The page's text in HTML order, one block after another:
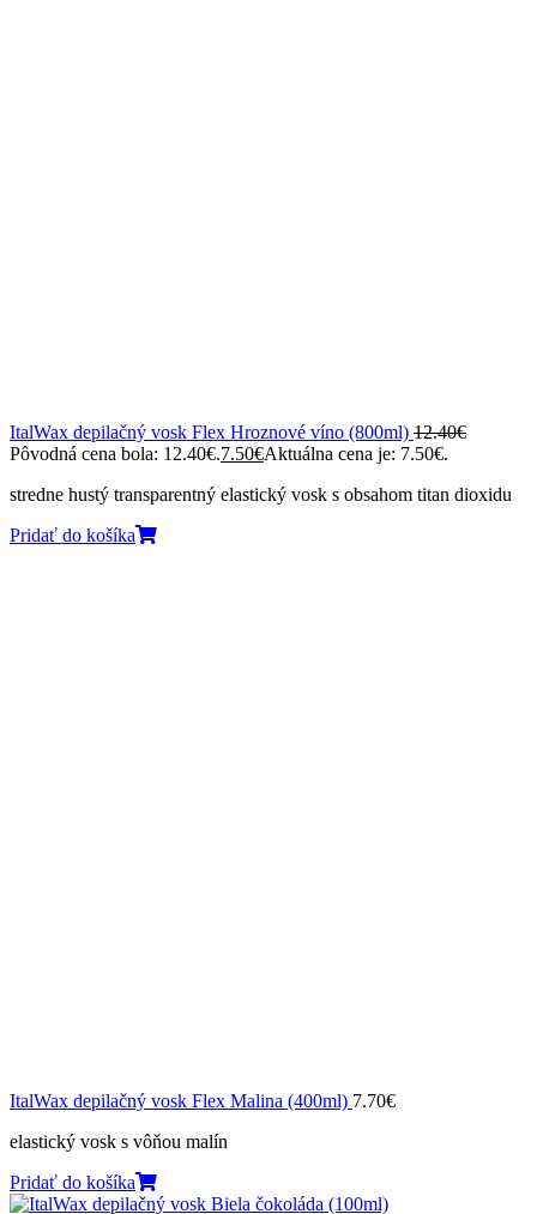
ItalWax depilačný vosk Flex Hroznové víno (800ml) 12.40€
Pôvodná cena bola: 12.40€.7.50€Aktuálna cena je: 7.50€.
stredne hustý transparentný elastický vosk s obsahom titan dioxidu
Pridať do košíka
ItalWax depilačný vosk Flex Malina (400ml) 7.70€
elastický vosk s vôňou malín
Pridať do košíka